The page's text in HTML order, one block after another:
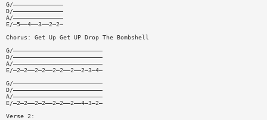
G/——————————————
D/——————————————
A/——————————————
E/—5——4——3——2—2—
Chorus: Get Up Get UP Drop The Bombshell
G/—————————————————————————
D/—————————————————————————
A/—————————————————————————
E/—2—2——2—2——2—2——2——2—3—4—
G/—————————————————————————
D/—————————————————————————
A/—————————————————————————
E/—2—2——2—2——2—2——2——4—3—2—
Verse 2: